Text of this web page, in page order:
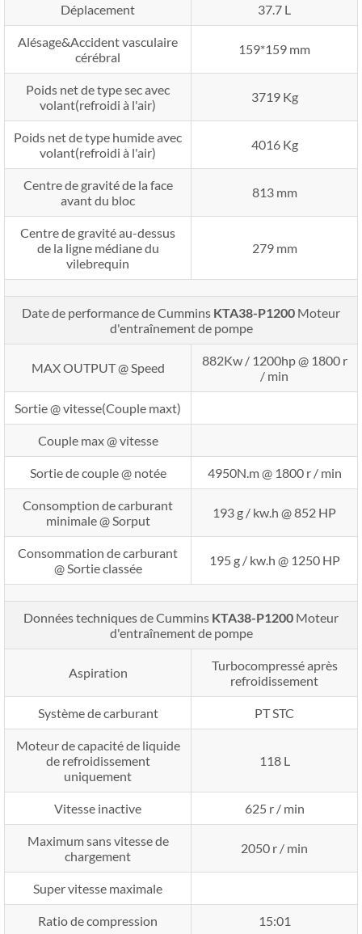
Déplacement 37.7 L
Alésage&Accident vasculaire
cérébral
159*159 mm
Poids net de type sec avec
volant(refroidi à l'air)
3719 Kg
Poids net de type humide avec
volant(refroidi à l'air)
4016 Kg
Centre de gravité de la face
avant du bloc
813 mm
Centre de gravité au-dessus
de la ligne médiane du
vilebrequin
279 mm
Date de performance de Cummins KTA38-P1200 Moteur
d'entraînement de pompe
MAX OUTPUT @ Speed
882Kw / 1200hp @ 1800 r
/ min
Sortie @ vitesse(Couple maxt)
Couple max @ vitesse
Sortie de couple @ notée 4950N.m @ 1800 r / min
Consomption de carburant
minimale @ Sorput
193 g / kw.h @ 852 HP
Consommation de carburant
@ Sortie classée
195 g / kw.h @ 1250 HP
Données techniques de Cummins KTA38-P1200 Moteur
d'entraînement de pompe
Aspiration
Turbocompressé après
refroidissement
Système de carburant PT STC
Moteur de capacité de liquide
de refroidissement
uniquement
118 L
Vitesse inactive 625 r / min
Maximum sans vitesse de
chargement
2050 r / min
Super vitesse maximale
Ratio de compression 15:01